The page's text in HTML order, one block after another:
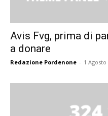
Avis Fvg, prima di
a donare
Redazione Pordenone - 1 Agosto